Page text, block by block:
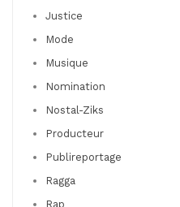
Justice
Mode
Musique
Nomination
Nostal-Ziks
Producteur
Publireportage
Ragga
Rap